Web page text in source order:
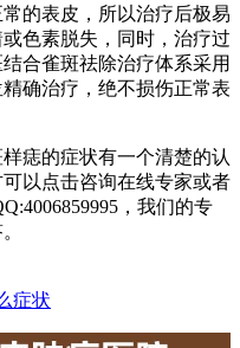
的表皮，所以治疗后极易
色素脱失，同时，治疗过
合雀斑祛除治疗体系采用
确治疗，绝不损伤正常表
痣的症状有一个清楚的认
以点击咨询在线专家或者
，我们的专
症状